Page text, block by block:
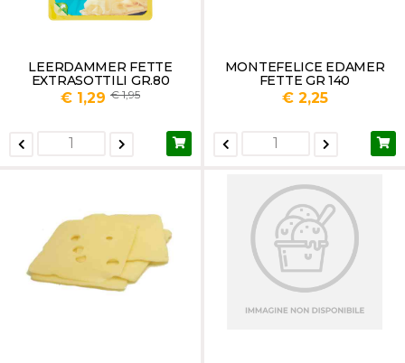
LEERDAMMER FETTE
EXTRASOTTILI GR.80
€ 1,29 1,95
MONTEFELICE EDAMER
FETTE GR 140
€ 2,25